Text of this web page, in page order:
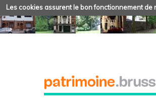
Les cookies assurent le bon fonctionnement